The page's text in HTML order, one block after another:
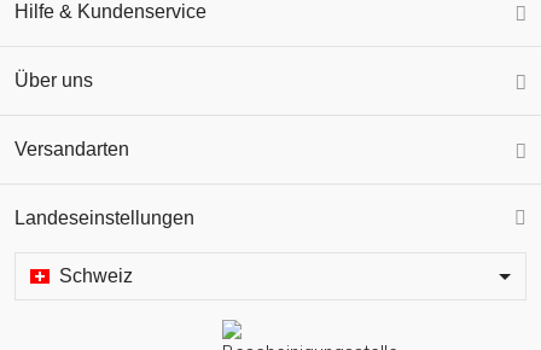
Hilfe & Kundenservice
Über uns
Versandarten
Landeseinstellungen
Schweiz